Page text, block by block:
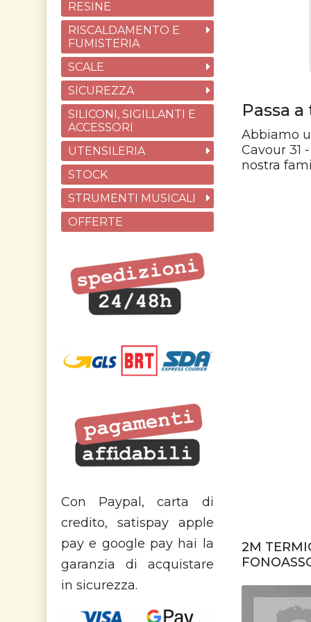
Passa
Abbiamo
Cavour 31
nostra
2M
RESINE
RISCALDAMENTO E
FUMISTERIA
SCALE
SICUREZZA
SILICONI, SIGILLANTI E
ACCESSORI
UTENSILERIA
STOCK
STRUMENTI MUSICALI
OFFERTE
Con Paypal, carta di
credito, satispay apple
pay e google pay hai la
garanzia di acquistare
in sicurezza.